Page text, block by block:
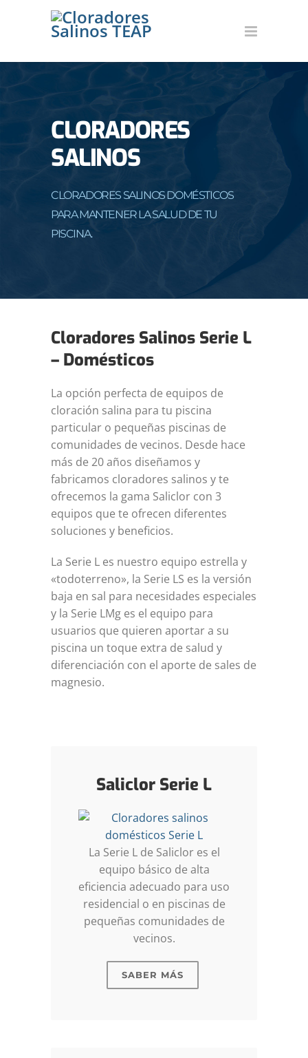
CLORADORES
SALINOS
CLORADORES SALINOS DOMÉSTICOS
PARA MANTENER LA SALUD DE TU
PISCINA.
Cloradores Salinos Serie L
– Domésticos
La opción perfecta de equipos de
cloración salina para tu piscina
particular o pequeñas piscinas de
comunidades de vecinos. Desde hace
más de 20 años diseñamos y
fabricamos cloradores salinos y te
ofrecemos la gama Saliclor con 3
equipos que te ofrecen diferentes
soluciones y beneficios.
La Serie L es nuestro equipo estrella y
«todoterreno», la Serie LS es la versión
baja en sal para necesidades especiales
y la Serie LMg es el equipo para
usuarios que quieren aportar a su
piscina un toque extra de salud y
diferenciación con el aporte de sales de
magnesio.
Saliclor Serie L
La Serie L de Saliclor es el
equipo básico de alta
eficiencia adecuado para uso
residencial o en piscinas de
pequeñas comunidades de
vecinos.
SABER MÁS